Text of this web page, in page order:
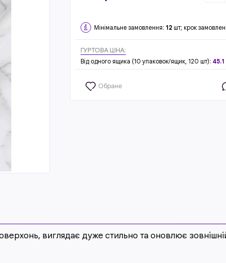
Мінімальне замовлення: 12 шт; крок
ГУРТОВА ЦІНА:
Від одного ящика (10 упаковок/ящик, 120 шт):
Обране
виглядає дуже стильно та оновлює